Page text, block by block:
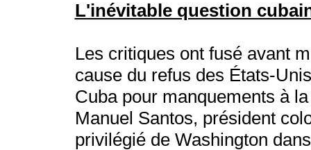
L'inévitable question
Les critiques ont fusé avant
cause du refus des États-
Cuba pour manquements à
Manuel Santos, président
privilégié de Washington